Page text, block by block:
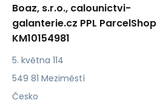
Boaz, s.r.o., calounictvi-
galanterie.cz PPL ParcelShop
KM10154981
5. května 114
549 81 Meziměstí
Česko